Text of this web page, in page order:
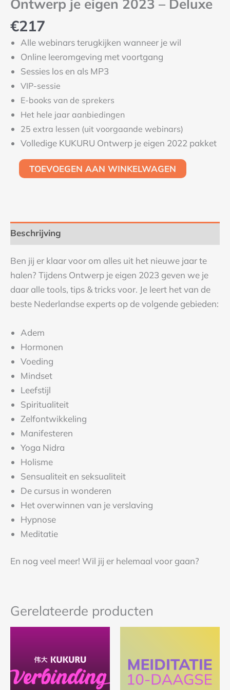
Ontwerp je eigen 2023 – Deluxe
€217
Alle webinars terugkijken wanneer je wil
Online leeromgeving met voortgang
Sessies los en als MP3
VIP-sessie
E-books van de sprekers
Het hele jaar aanbiedingen
25 extra lessen (uit voorgaande webinars)
Volledige KUKURU Ontwerp je eigen 2022 pakket
TOEVOEGEN AAN WINKELWAGEN
Beschrijving
Ben jij er klaar voor om alles uit het nieuwe jaar te
halen? Tijdens Ontwerp je eigen 2023 geven we je
daar alle tools, tips & tricks voor. Je leert het van de
beste Nederlandse experts op de volgende gebieden:
Adem
Hormonen
Voeding
Mindset
Leefstijl
Spiritualiteit
Zelfontwikkeling
Manifesteren
Yoga Nidra
Holisme
Sensualiteit en seksualiteit
De cursus in wonderen
Het overwinnen van je verslaving
Hypnose
Meditatie
En nog veel meer! Wil jij er helemaal voor gaan?
Gerelateerde producten